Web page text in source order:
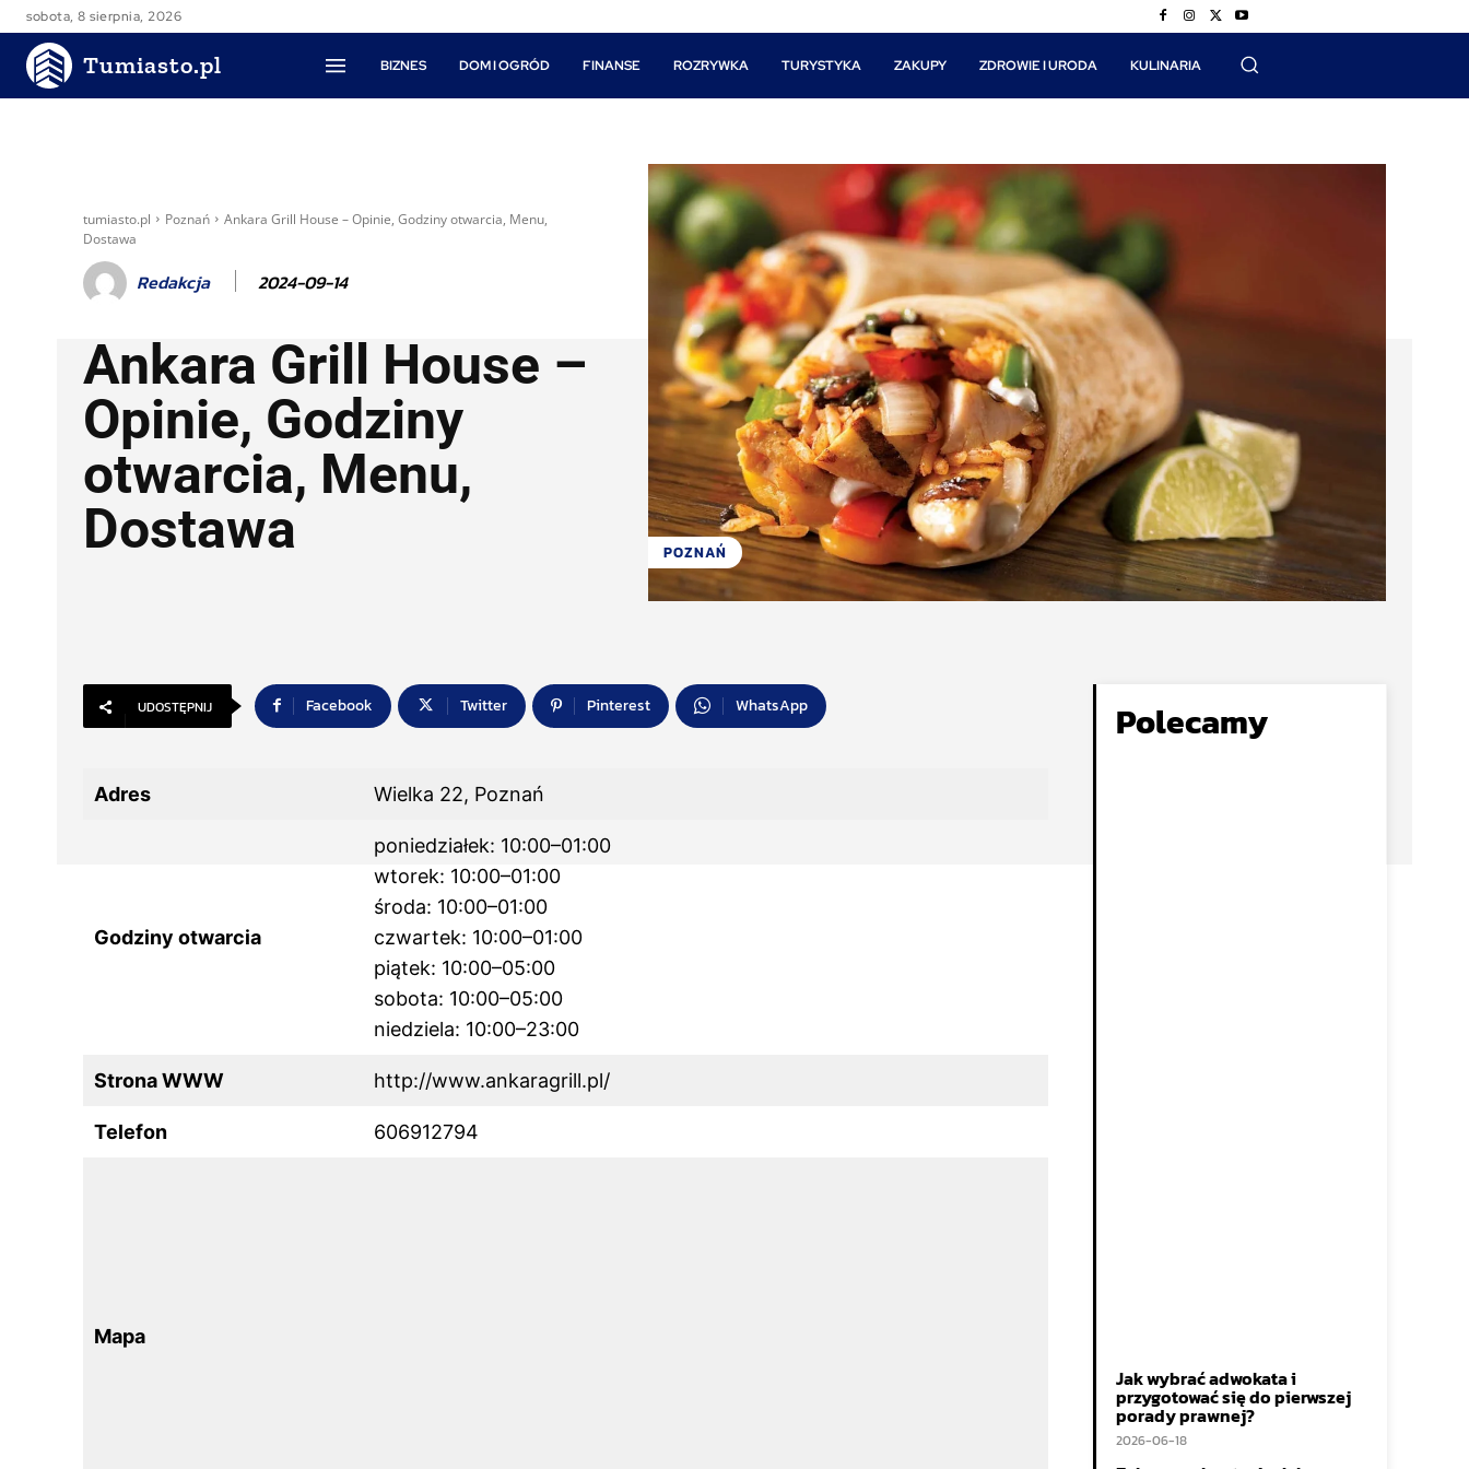
sobota, 8 sierpnia, 2026
Tumiasto.pl BIZNES DOM I OGRÓD FINANSE ROZRYWKA TURYSTYKA ZAKUPY ZDROWIE I URODA KULINARIA
tumiasto.pl Poznań
Ankara Grill House – Opinie, Godziny otwarcia, Menu,
Dostawa
Redakcja 2024-09-14
Ankara Grill House –
Opinie, Godziny
otwarcia, Menu,
Dostawa
POZNAŃ
UDOSTĘPNIJ Facebook Twitter Pinterest WhatsApp
Adres Wielka 22, Poznań
Godziny otwarcia
poniedziałek: 10:00–01:00
wtorek: 10:00–01:00
środa: 10:00–01:00
czwartek: 10:00–01:00
piątek: 10:00–05:00
sobota: 10:00–05:00
niedziela: 10:00–23:00
Strona WWW http://www.ankaragrill.pl/
Telefon 606912794
Mapa
Polecamy
Jak wybrać adwokata i
przygotować się do pierwszej
porady prawnej?
2026-06-18